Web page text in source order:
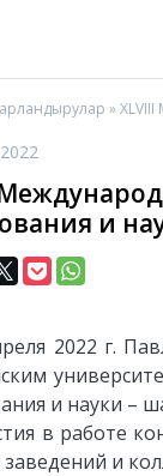
»
и
2022 г.
и науки –
в работе
и